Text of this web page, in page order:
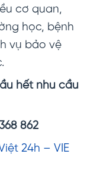
cơ quan,
học, bệnh
vụ bảo vệ
hết nhu cầu
862
24h – VIE